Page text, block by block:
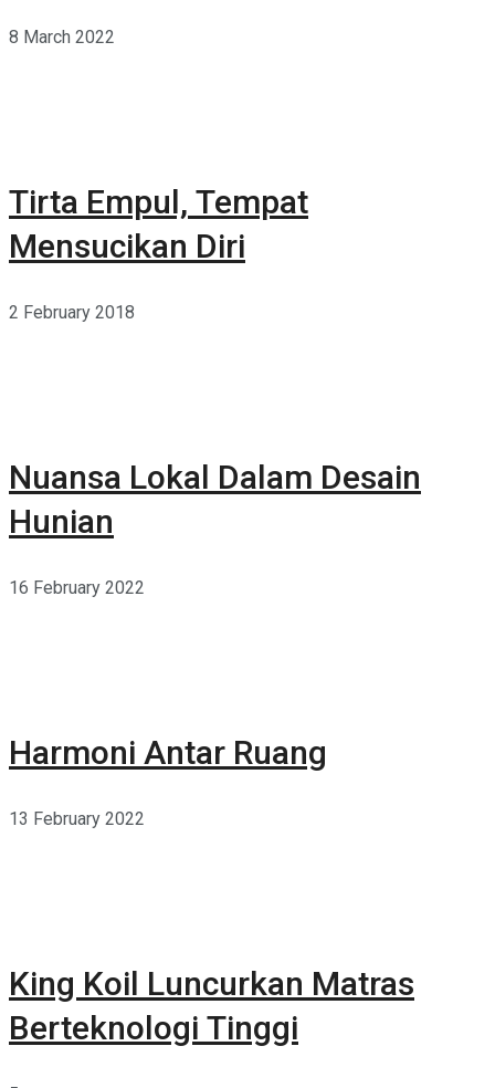
8 March 2022
Tirta Empul, Tempat
Mensucikan Diri
2 February 2018
Nuansa Lokal Dalam Desain
Hunian
16 February 2022
Harmoni Antar Ruang
13 February 2022
King Koil Luncurkan Matras
Berteknologi Tinggi